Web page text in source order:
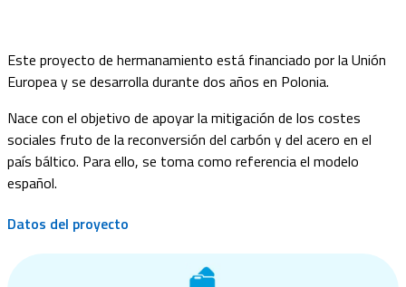
Este proyecto de hermanamiento está financiado por la Unión
Europea y se desarrolla durante dos años en Polonia.
Nace con el objetivo de apoyar la mitigación de los costes
sociales fruto de la reconversión del carbón y del acero en el
país báltico. Para ello, se toma como referencia el modelo
español.
Datos del proyecto